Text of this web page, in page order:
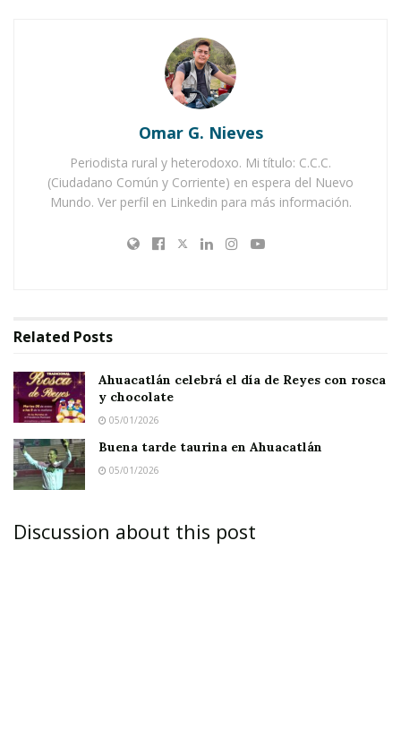
Buena tarde taurina en Ahuacatlán
Recuerda quién eres y a dónde vas…
Omar G. Nieves
Periodista rural y heterodoxo. Mi título: C.C.C.
(Ciudadano Común y Corriente) en espera del Nuevo
Mundo. Ver perfil en Linkedin para más información.
Related Posts
Ahuacatlán celebrá el día de Reyes con rosca
y chocolate
05/01/2026
Buena tarde taurina en Ahuacatlán
05/01/2026
Discussion about this post